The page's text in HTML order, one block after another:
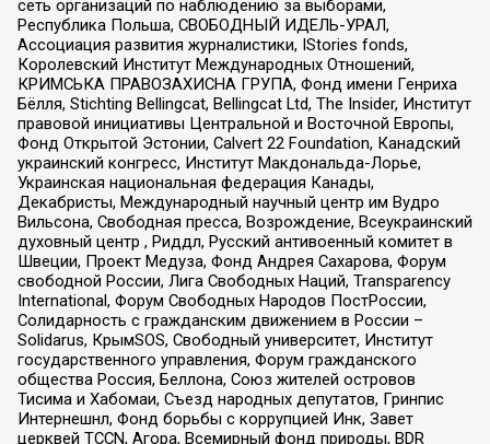
сеть организаций по наблюдению за выборами,
Республика Польша, СВОБОДНЫЙ ИДЕЛЬ-УРАЛ,
Ассоциация развития журналистики, IStories fonds,
Королевский Институт Международных Отношений,
КРИМСЬКА ПРАВОЗАХИСНА ГРУПА, Фонд имени Генриха
Бёлля, Stichting Bellingcat, Bellingcat Ltd, The Insider, Институт
правовой инициативы Центральной и Восточной Европы,
Фонд Открытой Эстонии, Calvert 22 Foundation, Канадский
украинский конгресс, Институт Макдональда-Лорье,
Украинская национальная федерация Канады,
Декабристы, Международный научный центр им Вудро
Вильсона, Свободная пресса, Возрождение, Всеукраинский
духовный центр , Риддл, Русский антивоенный комитет в
Швеции, Проект Медуза, Фонд Андрея Сахарова, Форум
свободной России, Лига Свободных Наций, Transparеncy
International, Форум Свободных Народов ПостРоссии,
Солидарность с гражданским движением в России –
Solidarus, КрымSOS, Свободный университет, Институт
государственного управления, Форум гражданского
общества Россия, Беллона, Союз жителей островов
Тисима и Хабомаи, Съезд народных депутатов, Гринпис
Интернешнл, Фонд борьбы с коррупцией Инк, Завет
церквей TCCN, Агора, Всемирный фонд природы, BDR